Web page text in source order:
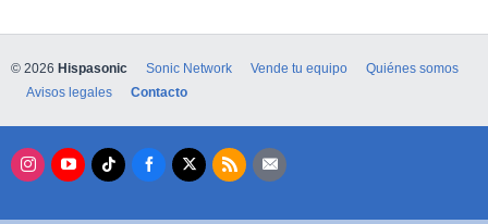
© 2026 Hispasonic Sonic Network Vende tu equipo
Quiénes somos
Avisos legales
Contacto